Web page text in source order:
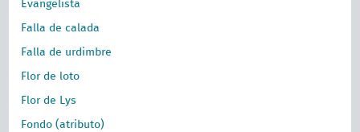
Evangelista
Falla de calada
Falla de urdimbre
Flor de loto
Flor de Lys
Fondo (atributo)